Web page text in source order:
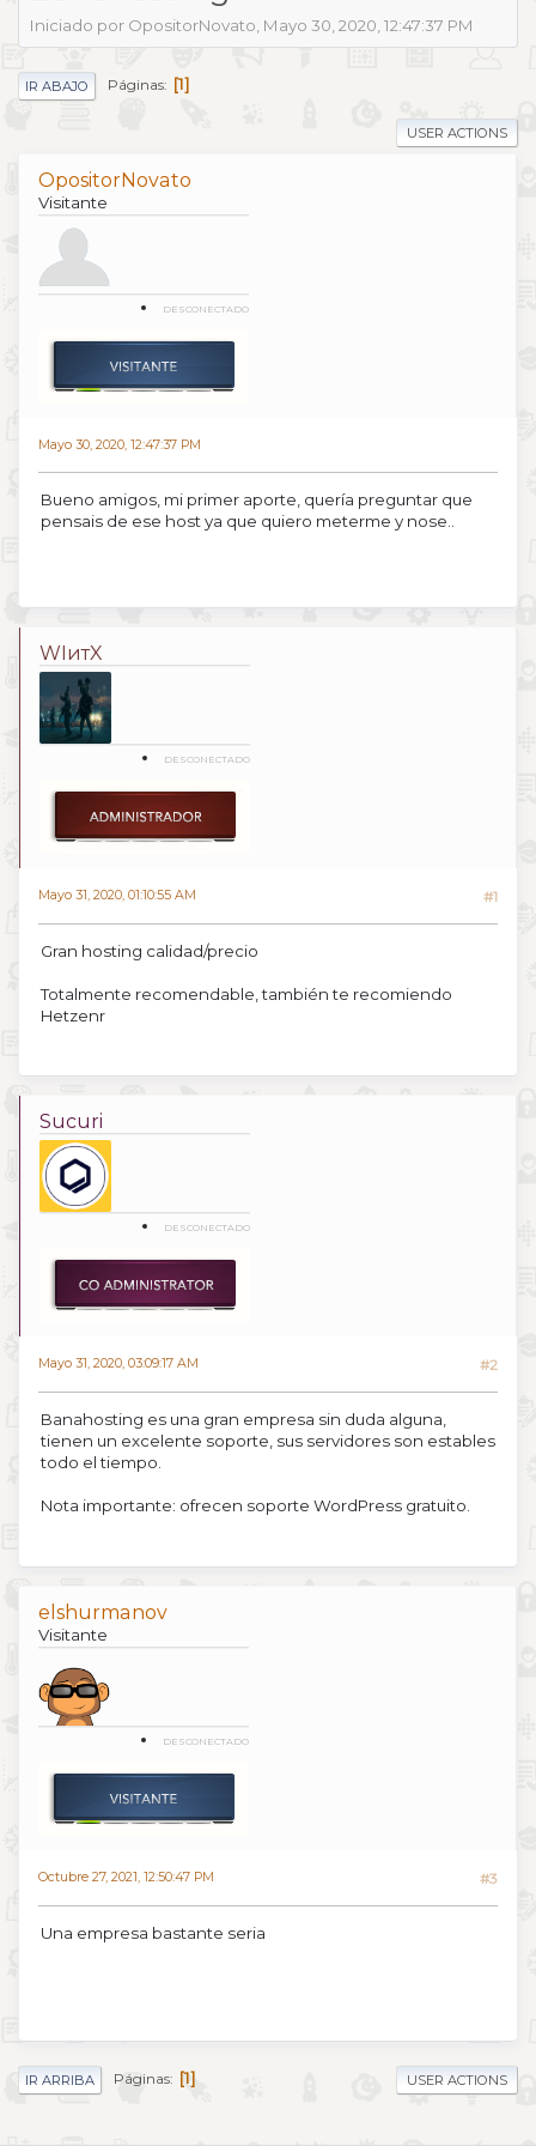
Iniciado por OpositorNovato, Mayo 30, 2020, 12:47:37 PM
IR ABAJO Páginas 1
USER ACTIONS
OpositorNovato
Visitante
DESCONECTADO
Mayo 30, 2020, 12:47:37 PM
Bueno amigos, mi primer aporte, quería preguntar que
pensais de ese host ya que quiero meterme y nose..
WIитX
DESCONECTADO
Mayo 31, 2020, 01:10:55 AM #1
Gran hosting calidad/precio
Totalmente recomendable, también te recomiendo
Hetzenr
Sucuri
DESCONECTADO
Mayo 31, 2020, 03:09:17 AM #2
Banahosting es una gran empresa sin duda alguna,
tienen un excelente soporte, sus servidores son estables
todo el tiempo.
Nota importante: ofrecen soporte WordPress gratuito.
elshurmanov
Visitante
DESCONECTADO
Octubre 27, 2021, 12:50:47 PM #3
Una empresa bastante seria
IR ARRIBA Páginas 1 USER ACTIONS